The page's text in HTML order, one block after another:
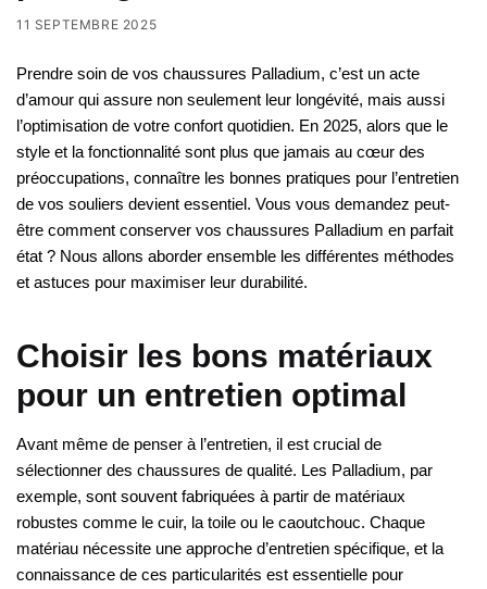
11 SEPTEMBRE 2025
Prendre soin de vos chaussures Palladium, c’est un acte
d’amour qui assure non seulement leur longévité, mais aussi
l’optimisation de votre confort quotidien. En 2025, alors que le
style et la fonctionnalité sont plus que jamais au cœur des
préoccupations, connaître les bonnes pratiques pour l’entretien
de vos souliers devient essentiel. Vous vous demandez peut-
être comment conserver vos chaussures Palladium en parfait
état ? Nous allons aborder ensemble les différentes méthodes
et astuces pour maximiser leur durabilité.
Choisir les bons matériaux
pour un entretien optimal
Avant même de penser à l’entretien, il est crucial de
sélectionner des chaussures de qualité. Les Palladium, par
exemple, sont souvent fabriquées à partir de matériaux
robustes comme le cuir, la toile ou le caoutchouc. Chaque
matériau nécessite une approche d’entretien spécifique, et la
connaissance de ces particularités est essentielle pour